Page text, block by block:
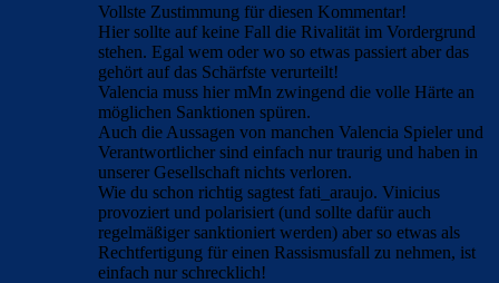
Vollste Zustimmung für diesen Kommentar!
Hier sollte auf keine Fall die Rivalität im Vordergrund
stehen. Egal wem oder wo so etwas passiert aber das
gehört auf das Schärfste verurteilt!
Valencia muss hier mMn zwingend die volle Härte an
möglichen Sanktionen spüren.
Auch die Aussagen von manchen Valencia Spieler und
Verantwortlicher sind einfach nur traurig und haben in
unserer Gesellschaft nichts verloren.
Wie du schon richtig sagtest fati_araujo. Vinicius
provoziert und polarisiert (und sollte dafür auch
regelmäßiger sanktioniert werden) aber so etwas als
Rechtfertigung für einen Rassismusfall zu nehmen, ist
einfach nur schrecklich!